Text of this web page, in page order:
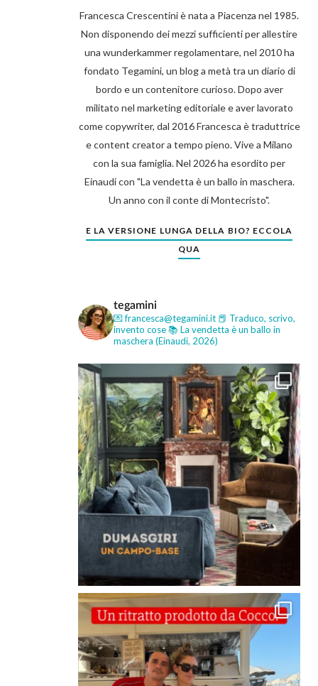
Francesca Crescentini è nata a Piacenza nel 1985.
Non disponendo dei mezzi sufficienti per allestire
una wunderkammer regolamentare, nel 2010 ha
fondato Tegamini, un blog a metà tra un diario di
bordo e un contenitore curioso. Dopo aver
militato nel marketing editoriale e aver lavorato
come copywriter, dal 2016 Francesca è traduttrice
e content creator a tempo pieno. Vive a Milano
con la sua famiglia. Nel 2026 ha esordito per
Einaudi con "La vendetta è un ballo in maschera.
Un anno con il conte di Montecristo".
E LA VERSIONE LUNGA DELLA BIO? ECCOLA
QUA
tegamini
💌 francesca@tegamini.it 📕 Traduco, scrivo,
invento cose📚 La vendetta è un ballo in
maschera (Einaudi, 2026)